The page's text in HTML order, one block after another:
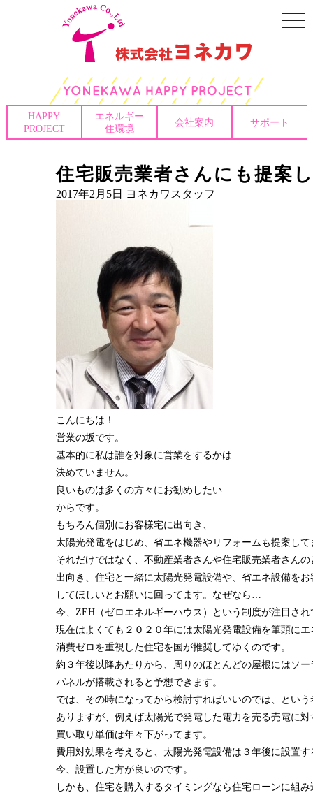
HAPPY
PROJECT
エネルギー
住環境
会社案内 サポート
住宅販売業者さんにも提案
2017年2月5日 ヨネカワスタッフ
こんにちは！
営業の坂です。
基本的に私は誰を対象に営業をするかは
決めていません。
良いものは多くの方々にお勧めしたい
からです。
もちろん個別にお客様宅に出向き、
太陽光発電をはじめ、省エネ機器やリフォームも提案して
それだけではなく、不動産業者さんや住宅販売業者さんの
出向き、住宅と一緒に太陽光発電設備や、省エネ設備をお
してほしいとお願いに回ってます。なぜなら…
今、ZEH（ゼロエネルギーハウス）という制度が注目され
現在はよくても２０２０年には太陽光発電設備を筆頭にエ
消費ゼロを重視した住宅を国が推奨してゆくのです。
約３年後以降あたりから、周りのほとんどの屋根にはソー
パネルが搭載されると予想できます。
では、その時になってから検討すればいいのでは、という
ありますが、例えば太陽光で発電した電力を売る売電に対
買い取り単価は年々下がってます。
費用対効果を考えると、太陽光発電設備は３年後に設置す
今、設置した方が良いのです。
しかも、住宅を購入するタイミングなら住宅ローンに組